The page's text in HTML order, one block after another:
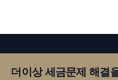
더이상 세금문제 해결